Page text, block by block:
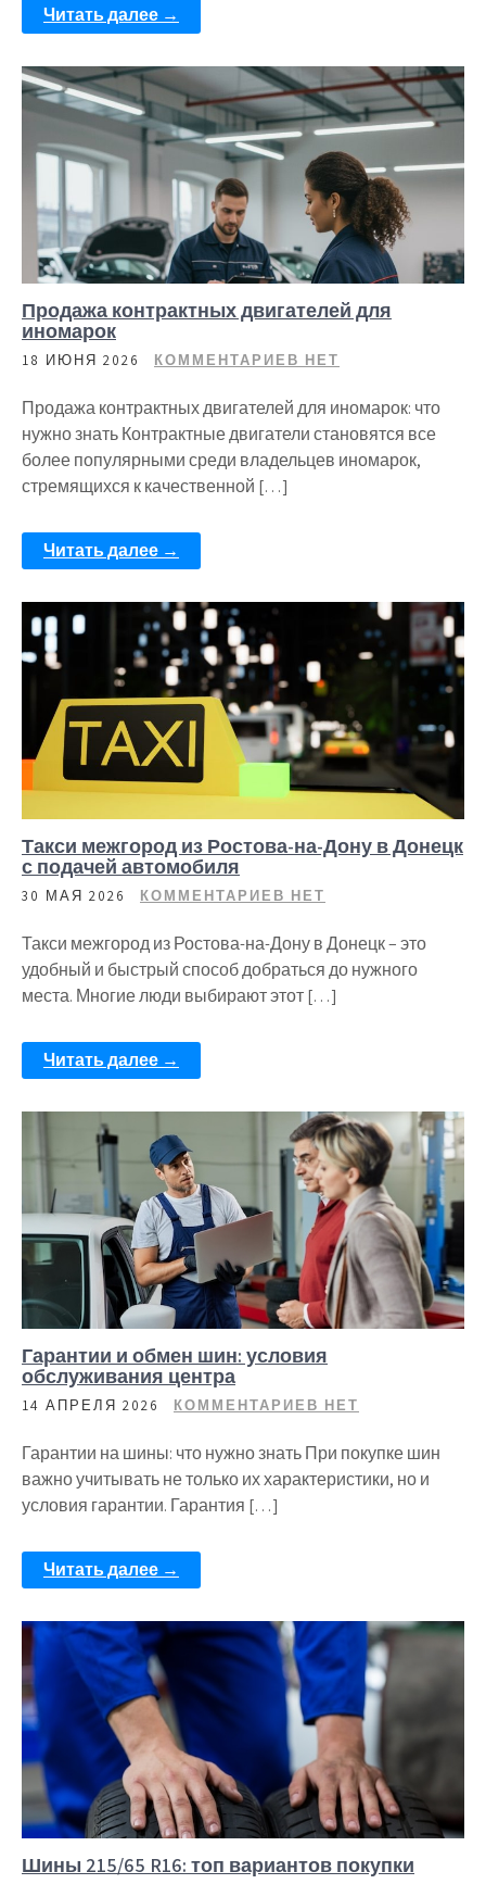
Читать далее →
Продажа контрактных двигателей для
иномарок
18 ИЮНЯ 2026 КОММЕНТАРИЕВ НЕТ
Продажа контрактных двигателей для иномарок: что
нужно знать Контрактные двигатели становятся все
более популярными среди владельцев иномарок,
стремящихся к качественной […]
Читать далее →
Такси межгород из Ростова-на-Дону в Донецк
с подачей автомобиля
30 МАЯ 2026 КОММЕНТАРИЕВ НЕТ
Такси межгород из Ростова-на-Дону в Донецк – это
удобный и быстрый способ добраться до нужного
места. Многие люди выбирают этот […]
Читать далее →
Гарантии и обмен шин: условия
обслуживания центра
14 АПРЕЛЯ 2026 КОММЕНТАРИЕВ НЕТ
Гарантии на шины: что нужно знать При покупке шин
важно учитывать не только их характеристики, но и
условия гарантии. Гарантия […]
Читать далее →
Шины 215/65 R16: топ вариантов покупки